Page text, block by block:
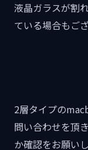
液晶ガラスが割
ている場合もござ
2層タイプの
問い合わせを頂
か確認をお願いし